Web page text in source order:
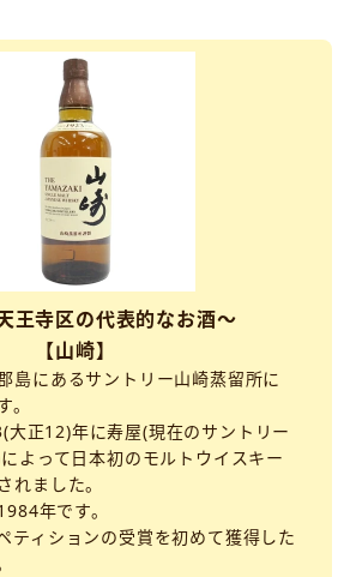
王寺区の代表的なお酒～
【山崎】
島にあるサントリー山崎蒸留所に
大正12)年に寿屋(現在のサントリー
よって日本初のモルトウイスキー
れました。
年です。
ティションの受賞を初めて獲得した